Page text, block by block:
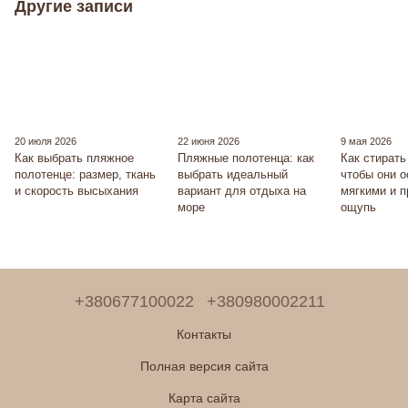
Другие записи
20 июля 2026
Как выбрать пляжное
полотенце: размер, ткань
и скорость высыхания
22 июня 2026
Пляжные полотенца: как
выбрать идеальный
вариант для отдыха на
море
9 мая 2026
Как
чтобы они
мягкими и
ощупь
+380677100022 +380980002211
Контакты
Полная версия сайта
Карта сайта